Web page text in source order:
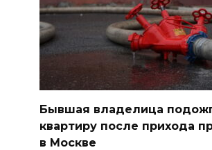
Бывшая владелица
квартиру после прихода
в Москве